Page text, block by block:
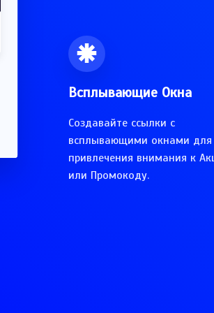
Всплывающие Окна
Создавайте ссылки с
всплывающими окнами для
привлечения внимания к
или Промокоду.